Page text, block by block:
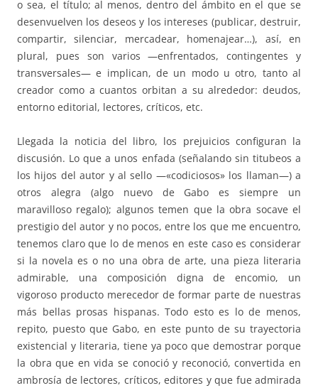
o sea, el título; al menos, dentro del ámbito en el que se
desenvuelven los deseos y los intereses (publicar, destruir,
compartir, silenciar, mercadear, homenajear…), así, en
plural, pues son varios —enfrentados, contingentes y
transversales— e implican, de un modo u otro, tanto al
creador como a cuantos orbitan a su alrededor: deudos,
entorno editorial, lectores, críticos, etc.
Llegada la noticia del libro, los prejuicios configuran la
discusión. Lo que a unos enfada (señalando sin titubeos a
los hijos del autor y al sello —«codiciosos» los llaman—) a
otros alegra (algo nuevo de Gabo es siempre un
maravilloso regalo); algunos temen que la obra socave el
prestigio del autor y no pocos, entre los que me encuentro,
tenemos claro que lo de menos en este caso es considerar
si la novela es o no una obra de arte, una pieza literaria
admirable, una composición digna de encomio, un
vigoroso producto merecedor de formar parte de nuestras
más bellas prosas hispanas. Todo esto es lo de menos,
repito, puesto que Gabo, en este punto de su trayectoria
existencial y literaria, tiene ya poco que demostrar porque
la obra que en vida se conoció y reconoció, convertida en
ambrosía de lectores, críticos, editores y que fue admirada